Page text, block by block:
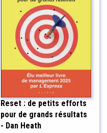
Reset : de petits efforts
pour de grands résultats
- Dan Heath